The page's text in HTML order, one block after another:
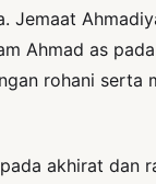
Jemaat
Ahmad as
rohani serta
akhirat dan